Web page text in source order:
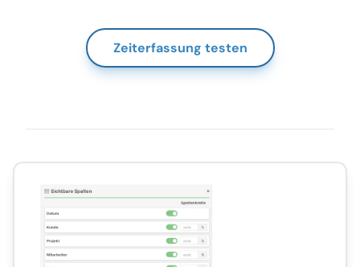
Zeiterfassung testen